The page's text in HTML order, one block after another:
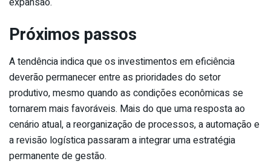
Próximos passos
A tendência indica que os investimentos em eficiência
deverão permanecer entre as prioridades do setor
produtivo, mesmo quando as condições econômicas se
tornarem mais favoráveis. Mais do que uma resposta ao
cenário atual, a reorganização de processos, a automação e
a revisão logística passaram a integrar uma estratégia
permanente de gestão.